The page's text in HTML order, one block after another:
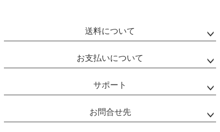
送料について
お支払いについて
サポート
お問合せ先